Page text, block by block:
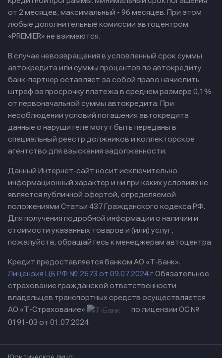
от 2 месяцев, максимальный - 96 месяцев. При этом
любые дополнительные комиссии автоцентром
«PREMIER» не взимаются.
В случае невозвращения в условленный срок суммы
автокредита или суммы процентов по автокредиту
банк-партнер оставляет за собой право начислить
штраф за просрочку платежа в среднем размере 0,1%
от первоначальной суммы автокредита. При
несоблюдении условий погашения автокредита
данные о нарушителе могут быть переданы в
специальный реестр должников и коллекторское
агентство для взыскания задолженности.
Данный Интернет-сайт носит исключительно
информационный характер и ни при каких условиях не
является публичной офертой, определяемой
положениями Статьи 437 Гражданского кодекса РФ.
Для получения подробной информации о наличии и
стоимости указанных товаров и (или) услуг,
пожалуйста, обращайтесь к менеджерам автоцентра.
Кредит предоставляется банком АО «Т-Банк».
Лицензия ЦБ РФ № 2673 от 09.07.2024 гОбязательное
страхование гражданской ответственности
владельцев транспортных средств осуществляется
АО «Т-Страхование»
по лицензии ОС №
0191-03 от 01.07.2024